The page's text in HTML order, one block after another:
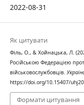
2022-08-31
Як цитувати
Філь, О., & Хойнацька, Л.
Російською Федерацією
військовослужбовців.
https://doi.org/10.15407/
Формати цитування